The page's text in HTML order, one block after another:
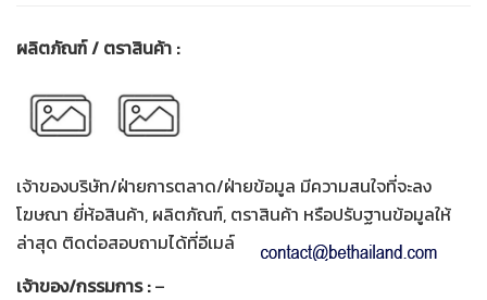
ผลิตภัณฑ์ / ตราสินค้า :
เจ้าของบริษัท/ฝ่ายการตลาด/ฝ่ายข้อมูล มีความสนใจที่จะลง
โฆษณา ยี่ห้อสินค้า, ผลิตภัณฑ์, ตราสินค้า หรือปรับฐานข้อมูลให้
ล่าสุด ติดต่อสอบถามได้ที่อีเมล์
เจ้าของ/กรรมการ :–